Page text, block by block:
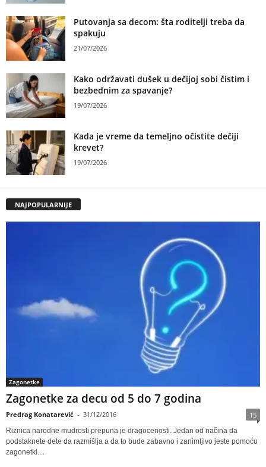
Putovanja sa decom: šta roditelji treba da
spakuju
21/07/2026
Kako održavati dušek u dečijoj sobi čistim i
bezbednim za spavanje?
19/07/2026
Kada je vreme da temeljno očistite dečiji
krevet?
19/07/2026
NAJPOPULARNIJE
Zagonetke
Zagonetke za decu od 5 do 7 godina
Predrag Konatarević - 31/12/2016 15
Riznica narodne mudrosti prepuna je dragocenosti. Jedan od načina da
podstaknete dete da razmišlja a da to bude zabavno i zanimljivo jeste pomoću
zagonetki....